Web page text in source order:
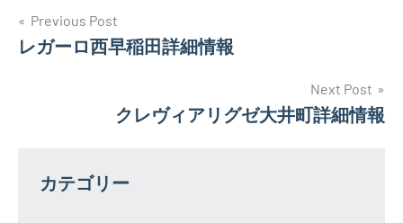
投
稿
ー
Previous Post
レガーロ西早稲田詳細情報
Next Post
クレヴィアリグゼ大井町詳細情報
カテゴリー